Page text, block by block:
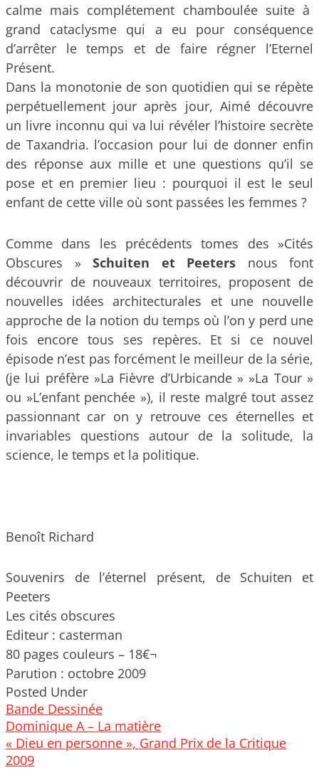
calme mais complétement chamboulée suite à
grand cataclysme qui a eu pour conséquence
d’arrêter le temps et de faire régner l’Eternel
Présent.
Dans la monotonie de son quotidien qui se répète
perpétuellement jour après jour, Aimé découvre
un livre inconnu qui va lui révéler l’histoire secrète
de Taxandria. l’occasion pour lui de donner enfin
des réponse aux mille et une questions qu’il se
pose et en premier lieu : pourquoi il est le seul
enfant de cette ville où sont passées les femmes ?
Comme dans les précédents tomes des »Cités
Obscures » Schuiten et Peeters nous font
découvrir de nouveaux territoires, proposent de
nouvelles idées architecturales et une nouvelle
approche de la notion du temps où l’on y perd une
fois encore tous ses repères. Et si ce nouvel
épisode n’est pas forcément le meilleur de la série,
(je lui préfère »La Fièvre d’Urbicande » »La Tour »
ou »L’enfant penchée »), il reste malgré tout assez
passionnant car on y retrouve ces éternelles et
invariables questions autour de la solitude, la
science, le temps et la politique.
Benoît Richard
Souvenirs de l’éternel présent, de Schuiten et
Peeters
Les cités obscures
Editeur : casterman
80 pages couleurs – 18€¬
Parution : octobre 2009
Posted Under
Bande Dessinée
Post
navigation
Dominique A – La matière
« Dieu en personne », Grand Prix de la Critique
2009